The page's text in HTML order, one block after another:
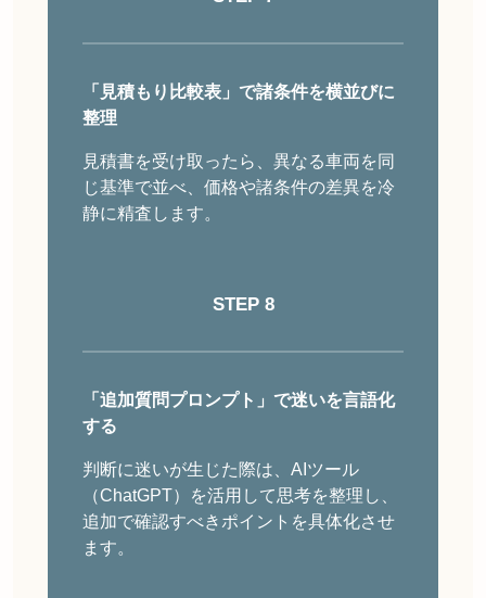
「見積もり比較表」で諸条件を横並びに
整理
見積書を受け取ったら、異なる車両を同
じ基準で並べ、価格や諸条件の差異を冷
静に精査します。
STEP 8
「追加質問プロンプト」で迷いを言語化
する
判断に迷いが生じた際は、AIツール
（ChatGPT）を活用して思考を整理し、
追加で確認すべきポイントを具体化させ
ます。